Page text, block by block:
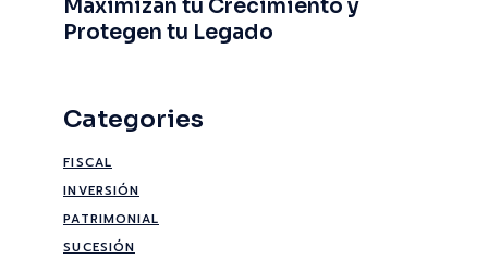
Maximizan tu Crecimiento y
Protegen tu Legado
Categories
FISCAL
INVERSIÓN
PATRIMONIAL
SUCESIÓN